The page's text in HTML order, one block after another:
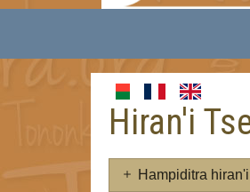
Hiran'i
Hampiditra